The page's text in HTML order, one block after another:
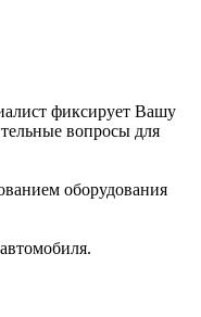
фиксирует Вашу
вопросы для
оборудования